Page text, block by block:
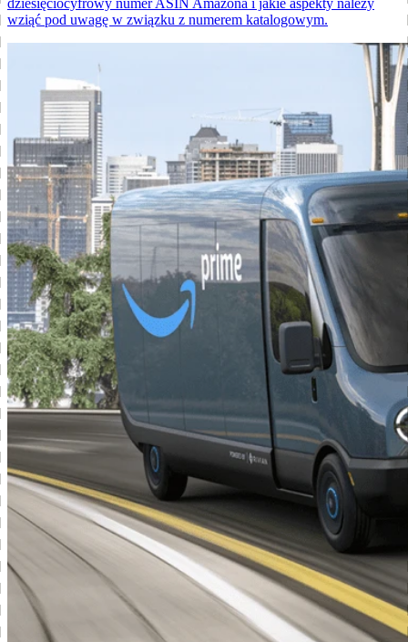
wziąć pod uwagę w związku z numerem katalogowym.